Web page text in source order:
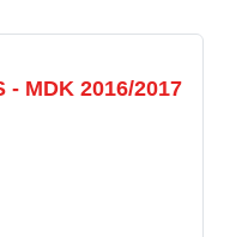
- MDK 2016/2017